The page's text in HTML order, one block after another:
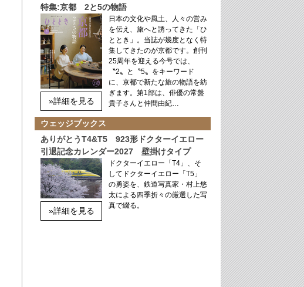
特集:京都 2と5の物語
»詳細を見る
日本の文化や風土、人々の営み
を伝え、旅へと誘ってきた「ひ
ととき」。当誌が幾度となく特
集してきたのが京都です。創刊
25周年を迎える今号では、
〝2〟と〝5〟をキーワード
に、京都で新たな旅の物語を紡
ぎます。第1部は、俳優の常盤
貴子さんと仲間由紀…
ウェッジブックス
ありがとうT4&T5 923形ドクターイエロー
引退記念カレンダー2027 壁掛けタイプ
»詳細を見る
ドクターイエロー「T4」、そ
してドクターイエロー「T5」
の勇姿を、鉄道写真家・村上悠
太による四季折々の厳選した写
真で綴る。